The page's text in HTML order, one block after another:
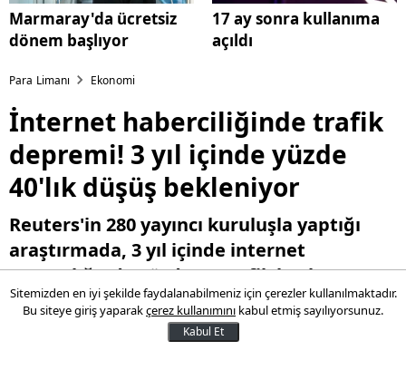
Marmaray'da ücretsiz
dönem başlıyor
17 ay sonra kullanıma
açıldı
Para Limanı Ekonomi
İnternet haberciliğinde trafik
depremi! 3 yıl içinde yüzde
40'lık düşüş bekleniyor
Reuters'in 280 yayıncı kuruluşla yaptığı
araştırmada, 3 yıl içinde internet
yayıncılığında yüzde 40 trafik kaybı
beklediklerini gösteriyor. Google arama
motoru ve keşfet 2025 yılında yaklaşık
Sitemizden en iyi şekilde faydalanabilmeniz için çerezler kullanılmaktadır.
Bu siteye giriş yaparakçerez kullanımını kabul etmiş sayılıyorsunuz.
Kabul Et